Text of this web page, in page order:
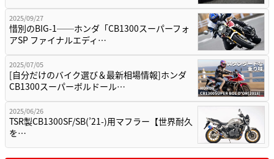
2025/09/27
惜別のBIG-1──ホンダ「CB1300スーパーフォ
アSP ファイナルエディ…
2025/07/05
[自分だけのバイク選び＆最新相場情報]ホンダ
CB1300スーパーボルドール…
2025/06/26
TSR製CB1300SF/SB(’21-)用マフラー【世界耐久
を…